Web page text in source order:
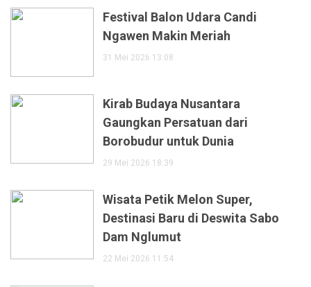
Festival Balon Udara Candi
Ngawen Makin Meriah
31 Mei 2026 13:08
Kirab Budaya Nusantara
Gaungkan Persatuan dari
Borobudur untuk Dunia
29 Mei 2026 18:39
Wisata Petik Melon Super,
Destinasi Baru di Deswita Sabo
Dam Nglumut
22 Mei 2026 11:54